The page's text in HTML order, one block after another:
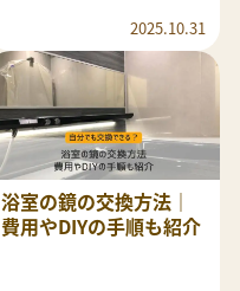
2025.10.31
浴室の鏡の交換方法｜
費用やDIYの手順も紹介